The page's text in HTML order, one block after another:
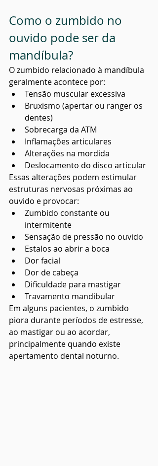
Como o zumbido no
ouvido pode ser da
mandíbula?
O zumbido relacionado à mandíbula
geralmente acontece por:
Tensão muscular excessiva
Bruxismo (apertar ou ranger os
dentes)
Sobrecarga da ATM
Inflamações articulares
Alterações na mordida
Deslocamento do disco articular
Essas alterações podem estimular
estruturas nervosas próximas ao
ouvido e provocar:
Zumbido constante ou
intermitente
Sensação de pressão no ouvido
Estalos ao abrir a boca
Dor facial
Dor de cabeça
Dificuldade para mastigar
Travamento mandibular
Em alguns pacientes, o zumbido
piora durante períodos de estresse,
ao mastigar ou ao acordar,
principalmente quando existe
apertamento dental noturno.